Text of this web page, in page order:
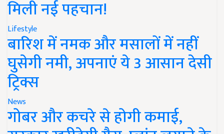
मिली नई पहचान!
Lifestyle
बारिश में नमक और मसालों में नहीं
घुसेगी नमी, अपनाएं ये 3 आसान देसी
ट्रिक्स
News
गोबर और कचरे से होगी कमाई,